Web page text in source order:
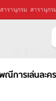
สารานุกรม สารานุก
ณีการเล่นละค